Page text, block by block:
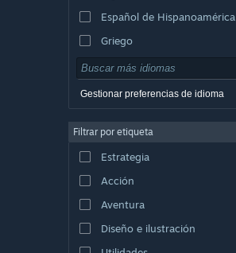
Español de Hispanoamérica
Griego
Gestionar preferencias de idioma
Filtrar por etiqueta
Estrategia
Acción
Aventura
Diseño e ilustración